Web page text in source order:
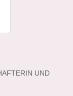
UND